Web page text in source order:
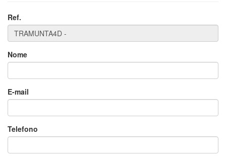
Ref.
Nome
E-mail
Telefono
×